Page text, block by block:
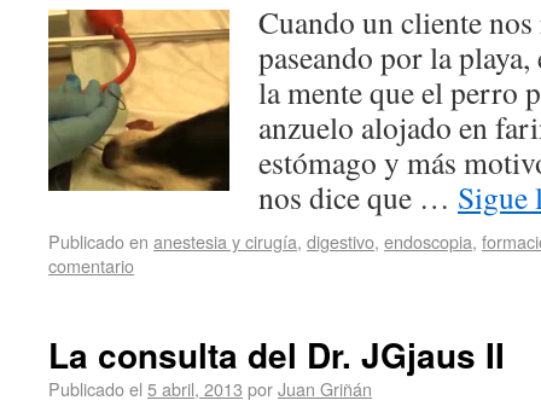
Cuando un cliente
paseando por la
la mente que el perro
anzuelo alojado en
estómago y más
nos dice que … Sigue
Publicado en anestesia y cirugía, digestivo, endoscopia,
comentario
La consulta del Dr. JGjaus II
Publicado el 5 abril, 2013 porJuan Griñán